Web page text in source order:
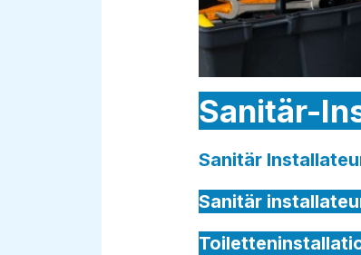
Sanitär-
Sanitär
Sanitär